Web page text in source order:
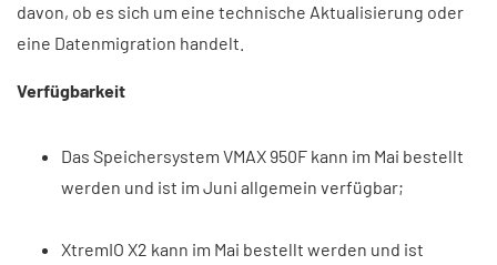
davon, ob es sich um eine technische Aktualisierung oder
eine Datenmigration handelt.
Verfügbarkeit
Das Speichersystem VMAX 950F kann im Mai bestellt
werden und ist im Juni allgemein verfügbar;
XtremIO X2 kann im Mai bestellt werden und ist